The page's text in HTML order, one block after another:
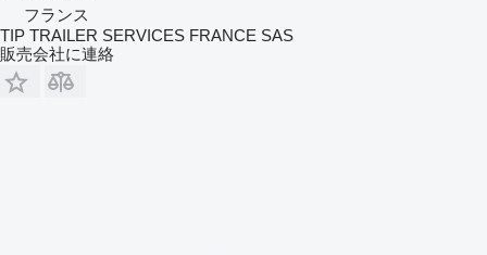
フランス
TIP TRAILER SERVICES FRANCE SAS
販売会社に連絡